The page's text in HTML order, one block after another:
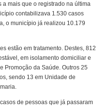
mais que o registrado na última
contabilizava 1.530 casos
o município já realizou 10.179
estão em tratamento. Destes, 812
em isolamento domiciliar e
Promoção da Saúde. Outros 25
sendo 13 em Unidade de
de pessoas que já passaram